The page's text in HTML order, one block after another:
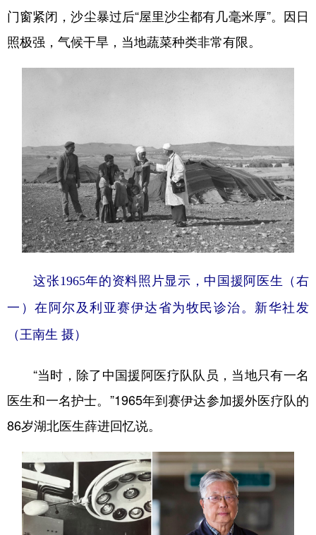
门窗紧闭，沙尘暴过后“屋里沙尘都有几毫米厚”。因日
照极强，气候干旱，当地蔬菜种类非常有限。
这张1965年的资料照片显示，中国援阿医生（右
一）在阿尔及利亚赛伊达省为牧民诊治。 新华社发
（王南生 摄）
“当时，除了中国援阿医疗队队员，当地只有一名
医生和一名护士。”1965年到赛伊达参加援外医疗队的
86岁湖北医生薛进回忆说。